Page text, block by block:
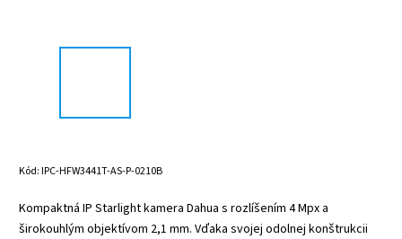
Kód:IPC-HFW3441T-AS-P-0210B
Kompaktná IP Starlight kamera Dahua s rozlíšením 4 Mpx a
širokouhlým objektívom 2,1 mm. Vďaka svojej odolnej konštrukcii